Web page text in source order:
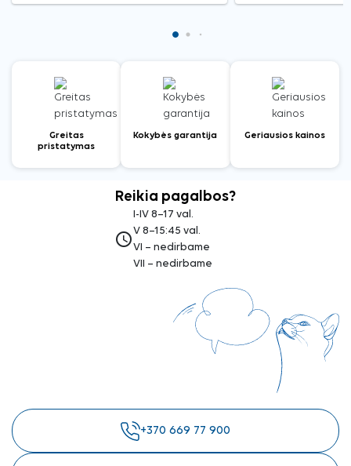
Greitas
pristatymas
Kokybės garantija Geriausios kainos
Reikia pagalbos?
access_time
I-IV 8–17 val.
V 8–15:45 val.
VI – nedirbame
VII – nedirbame
+370 669 77 900